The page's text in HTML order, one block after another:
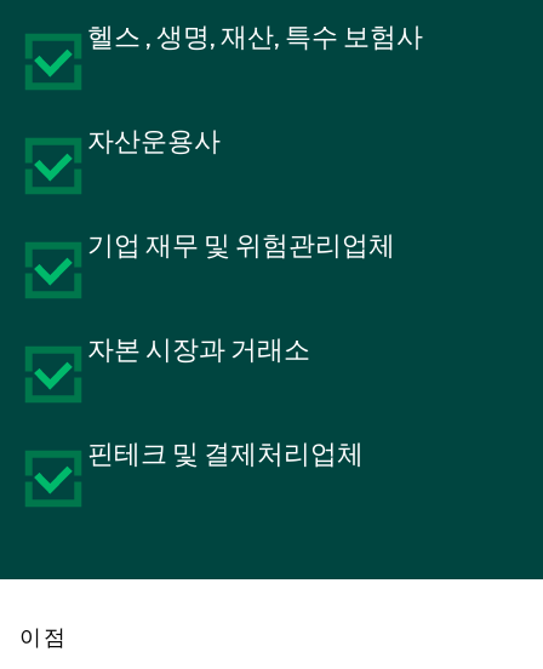
헬스 , 생명, 재산, 특수 보험사
자산운용사
기업 재무 및 위험관리업체
자본 시장과 거래소
핀테크 및 결제처리업체
이점